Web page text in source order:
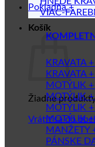
Pokladňa +
Košík
Žiadne
Vrátiť sa do
VIAC-
KRAVATA
KRAVATA
MOTÝLIK
MOTÝLIK
MOTÝLIK
MOTÝLIK
MANŽETY
PÁNSKE